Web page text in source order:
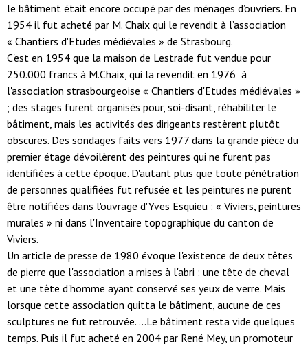
le bâtiment était encore occupé par des ménages d’ouvriers. En
1954 il fut acheté par M. Chaix qui le revendit à l’association
« Chantiers d'Etudes médiévales » de Strasbourg.
C'est en 1954 que la maison de Lestrade fut vendue pour
250.000 francs à M.Chaix, qui la revendit en 1976 à
l'association strasbourgeoise « Chantiers d'Etudes médiévales »
; des stages furent organisés pour, soi-disant, réhabiliter le
bâtiment, mais les activités des dirigeants restèrent plutôt
obscures. Des sondages faits vers 1977 dans la grande pièce du
premier étage dévoilèrent des peintures qui ne furent pas
identifiées à cette époque. D'autant plus que toute pénétration
de personnes qualifiées fut refusée et les peintures ne purent
être notifiées dans l'ouvrage d'Yves Esquieu : « Viviers, peintures
murales » ni dans l'Inventaire topographique du canton de
Viviers.
Un article de presse de 1980 évoque l'existence de deux têtes
de pierre que l'association a mises à l'abri : une tête de cheval
et une tête d'homme ayant conservé ses yeux de verre. Mais
lorsque cette association quitta le bâtiment, aucune de ces
sculptures ne fut retrouvée. ...Le bâtiment resta vide quelques
temps. Puis il fut acheté en 2004 par René Mey, un promoteur